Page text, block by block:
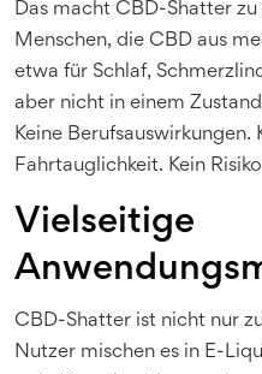
Das macht CBD-Shatter
Menschen, die CBD aus
etwa für Schlaf,
aber nicht in einem
Keine
Fahrtauglichkeit. Kein
Vielseitige
CBD-Shatter ist nicht nur
Nutzer mischen es in E-